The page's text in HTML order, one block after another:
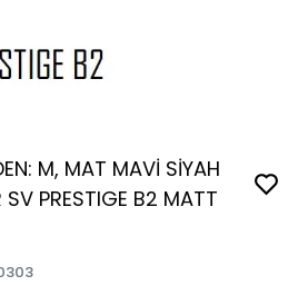
M, MAT MAVİ SİYAH
SV PRESTIGE B2 MATT